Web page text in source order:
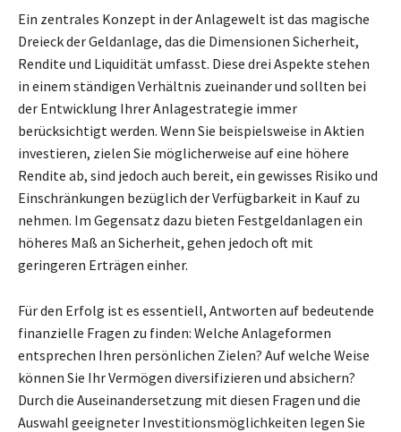
Ein zentrales Konzept in der Anlagewelt ist das magische
Dreieck der Geldanlage, das die Dimensionen Sicherheit,
Rendite und Liquidität umfasst. Diese drei Aspekte stehen
in einem ständigen Verhältnis zueinander und sollten bei
der Entwicklung Ihrer Anlagestrategie immer
berücksichtigt werden. Wenn Sie beispielsweise in Aktien
investieren, zielen Sie möglicherweise auf eine höhere
Rendite ab, sind jedoch auch bereit, ein gewisses Risiko und
Einschränkungen bezüglich der Verfügbarkeit in Kauf zu
nehmen. Im Gegensatz dazu bieten Festgeldanlagen ein
höheres Maß an Sicherheit, gehen jedoch oft mit
geringeren Erträgen einher.
Für den Erfolg ist es essentiell, Antworten auf bedeutende
finanzielle Fragen zu finden: Welche Anlageformen
entsprechen Ihren persönlichen Zielen? Auf welche Weise
können Sie Ihr Vermögen diversifizieren und absichern?
Durch die Auseinandersetzung mit diesen Fragen und die
Auswahl geeigneter Investitionsmöglichkeiten legen Sie